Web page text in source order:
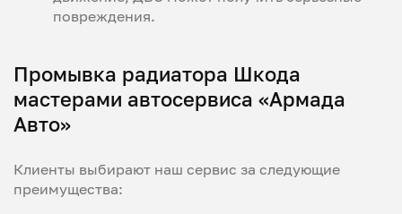
повреждения.
Промывка радиатора Шкода
мастерами автосервиса «Армада
Авто»
Клиенты выбирают наш сервис за следующие
преимущества: